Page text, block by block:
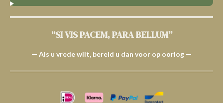
“SI VIS PACEM, PARA BELLUM”
— Als u vrede wilt, bereid u dan voor op oorlog —